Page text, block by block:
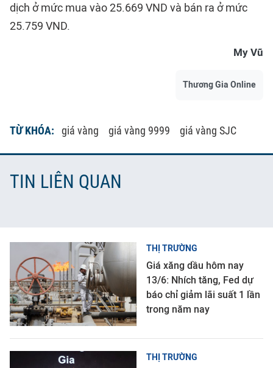
dịch ở mức mua vào 25.669 VND và bán ra ở mức
25.759 VND.
My Vũ
Thương Gia Online
TỪ KHÓA: giá vàng giá vàng 9999 giá vàng SJC
TIN LIÊN QUAN
THỊ TRƯỜNG
Giá xăng dầu hôm nay
13/6: Nhích tăng, Fed dự
báo chỉ giảm lãi suất 1 lần
trong năm nay
THỊ TRƯỜNG